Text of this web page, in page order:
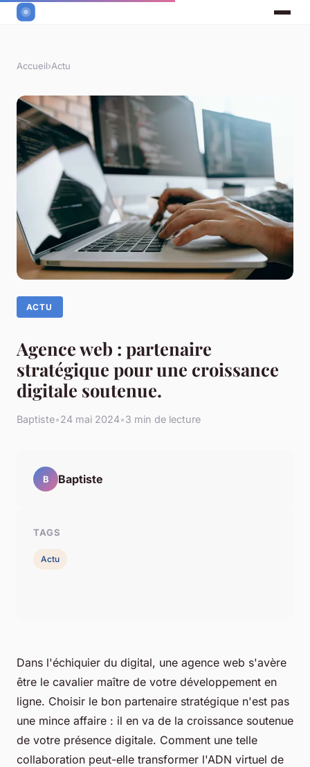
Accueil›Actu
ACTU
Agence web : partenaire
stratégique pour une croissance
digitale soutenue.
Baptiste•24 mai 2024•3 min de lecture
Dans l'échiquier du digital, une agence web s'avère
être le cavalier maître de votre développement en
ligne. Choisir le bon partenaire stratégique n'est pas
une mince affaire : il en va de la croissance soutenue
de votre présence digitale. Comment une telle
collaboration peut-elle transformer l'ADN virtuel de
B Baptiste
TAGS
Actu